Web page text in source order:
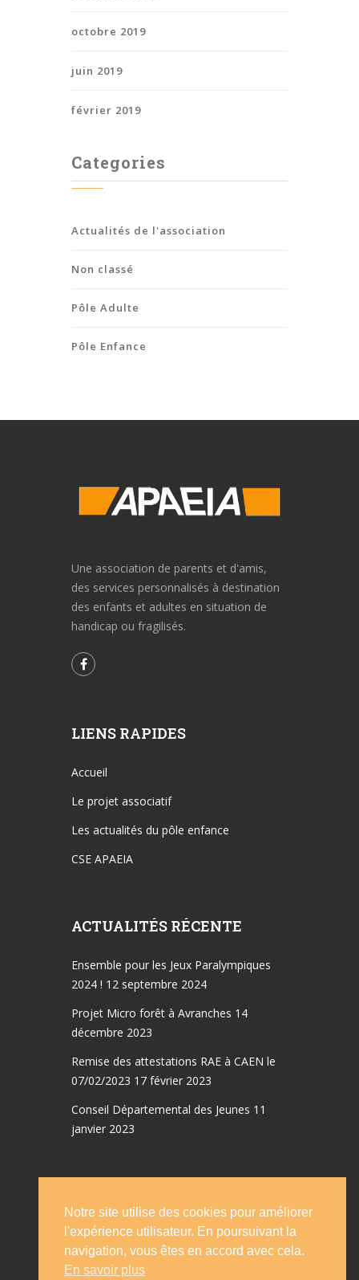
octobre 2019
juin 2019
février 2019
Categories
Actualités de l'association
Non classé
Pôle Adulte
Pôle Enfance
Une association de parents et d'amis,
des services personnalisés à destination
des enfants et adultes en situation de
handicap ou fragilisés.
LIENS RAPIDES
Accueil
Le projet associatif
Les actualités du pôle enfance
CSE APAEIA
ACTUALITÉS RÉCENTE
Ensemble pour les Jeux Paralympiques
2024 ! 12 septembre 2024
Projet Micro forêt à Avranches 14
décembre 2023
Remise des attestations RAE à CAEN le
07/02/2023 17 février 2023
Conseil Départemental des Jeunes 11
janvier 2023
Accueil
Emplois
Le conseil d’administration
Statut
Evénements
Notre site utilise des cookies pour améliorer
l'expérience utilisateur. En poursuivant la
navigation, vous êtes en accord avec cela.
En savoir plus